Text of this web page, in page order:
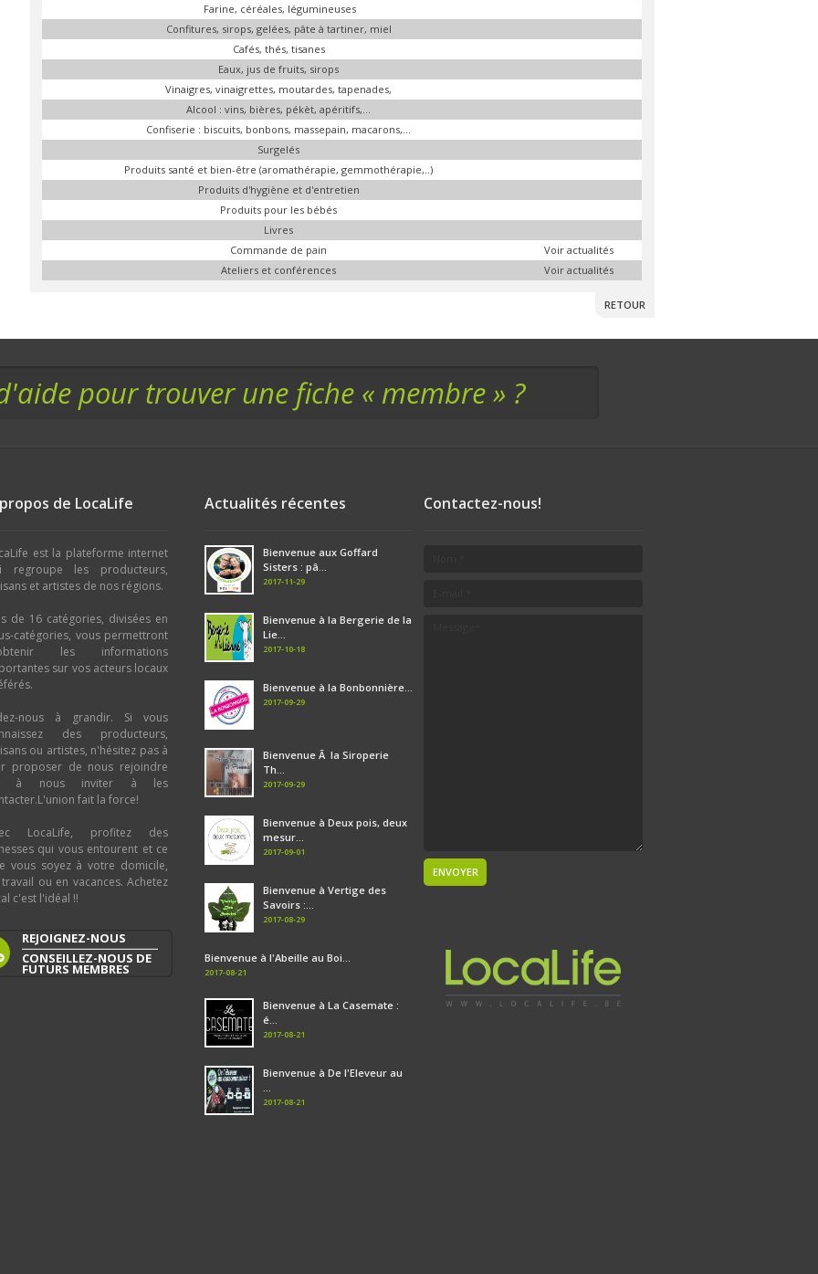
Farine, céréales, légumineuses
Confitures, sirops, gelées, pâte à tartiner, miel
Cafés, thés, tisanes
Eaux, jus de fruits, sirops
Vinaigres, vinaigrettes, moutardes, tapenades,
Alcool : vins, bières, pékèt, apéritifs,...
Confiserie : biscuits, bonbons, massepain, macarons,...
Surgelés
Produits santé et bien-être (aromathérapie, gemmothérapie,..)
Produits d'hygiène et d'entretien
Produits pour les bébés
Livres
Commande de pain
Voir actualités
Ateliers et conférences
Voir actualités
RETOUR
pour trouver une fiche « membre » ?
de LocaLife
est la plateforme internet
regroupe les producteurs,
et artistes de nos régions.
de 16 catégories, divisées en
catégories, vous permettront
les informations
sur vos acteurs locaux
nous à grandir. Si vous
des producteurs,
ou artistes, n'hésitez pas à
proposer de nous rejoindre
à nous inviter à les
fait la force!
LocaLife, profitez des
qui vous entourent et ce
vous soyez à votre domicile,
ou en vacances. Achetez
c'est l'idéal !!
REJOIGNEZ-NOUS
CONSEILLEZ-NOUS DE
FUTURS MEMBRES
Actualités récentes
Bienvenue aux Goffard
Sisters : pâ...
2017-11-29
Bienvenue à la Bergerie de la
Lie...
2017-10-18
Bienvenue à la Bonbonnière...
2017-09-29
Bienvenue Ã la Siroperie
Th...
2017-09-29
Bienvenue à Deux pois, deux
mesur...
2017-09-01
Bienvenue à Vertige des
Savoirs :...
2017-08-29
Bienvenue à l'Abeille au Boi...
2017-08-21
Bienvenue à La Casemate :
é...
2017-08-21
Bienvenue à De l'Eleveur au
...
2017-08-21
Contactez-nous!